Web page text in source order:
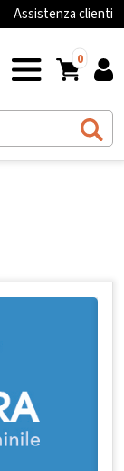
Assistenza clienti
0